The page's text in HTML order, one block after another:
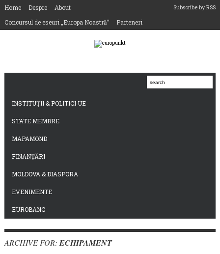
Subscribe by RSS
Home Despre
About
Concursul de eseuri „Europa Noastră”
Parteneri
INSTITUȚII & POLITICI UE
STATE MEMBRE
MAPAMOND
FINANȚĂRI
MOLDOVA & DIASPORA
EVENIMENTE
EUROBANC
ARCHIVE FOR: ECHIPAMENT